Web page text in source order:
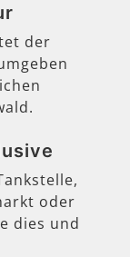
der
oder
dies und